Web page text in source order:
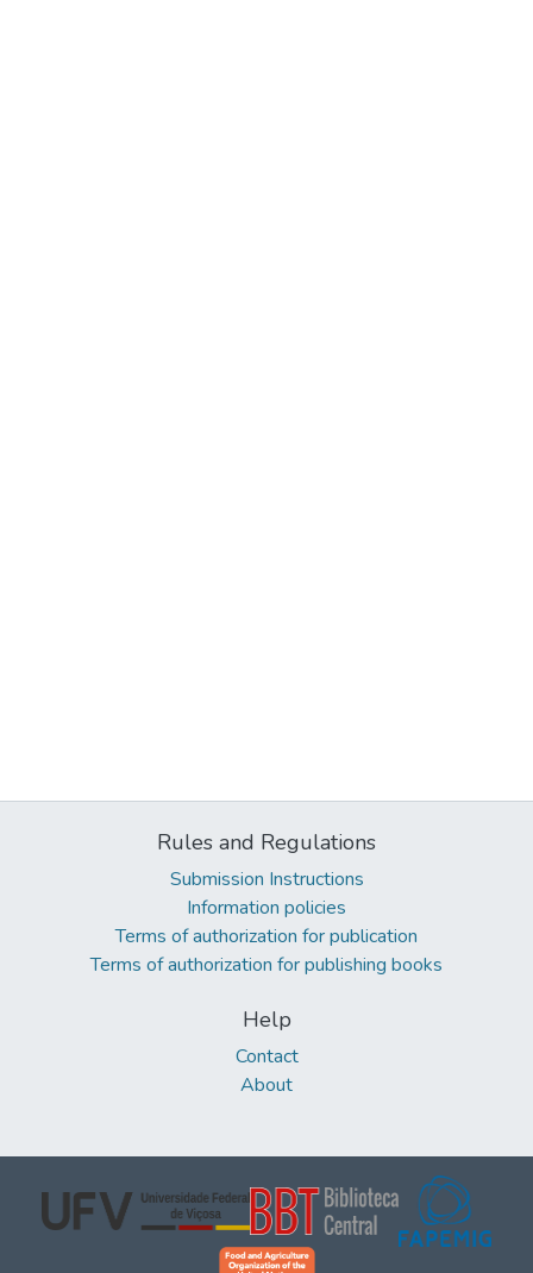
Rules and Regulations
Submission Instructions
Information policies
Terms of authorization for publication
Terms of authorization for publishing books
Help
Contact
About